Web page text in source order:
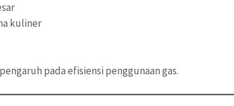
kuliner
pada efisiensi penggunaan gas.